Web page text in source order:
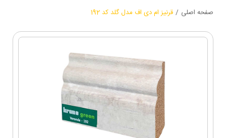
صفحه اصلی / قرنیز ام دی اف مدل گلد کد 192